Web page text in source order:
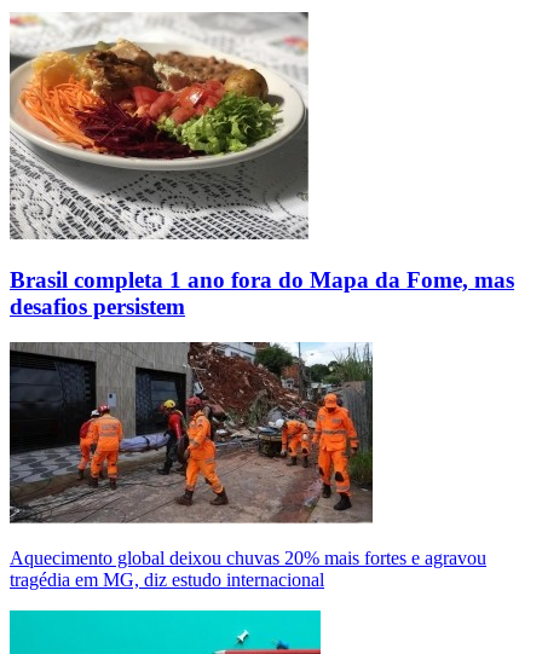
Brasil completa 1 ano fora do Mapa da Fome, mas
desafios persistem
Aquecimento global deixou chuvas 20% mais fortes e agravou
tragédia em MG, diz estudo internacional